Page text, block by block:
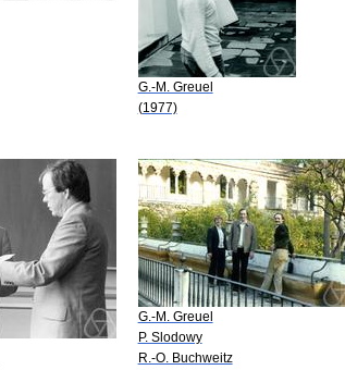
G.-M. Greuel
(1977)
G.-M. Greuel
P. Slodowy
R.-O. Buchweitz